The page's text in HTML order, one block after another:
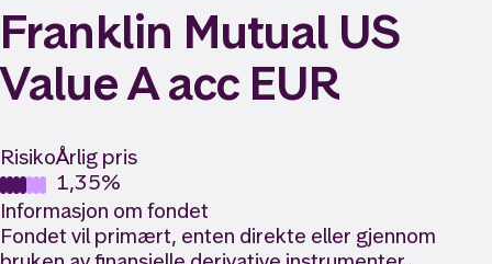
Franklin Mutual US
Value A acc EUR
RisikoÅrlig pris
1,35%
Informasjon om fondet
Fondet vil primært, enten direkte eller gjennom